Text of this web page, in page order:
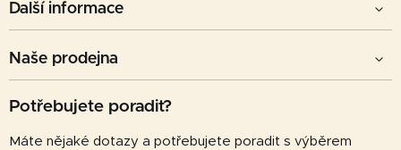
Další informace
Naše prodejna
Potřebujete poradit?
Máte nějaké dotazy a potřebujete poradit s výběrem